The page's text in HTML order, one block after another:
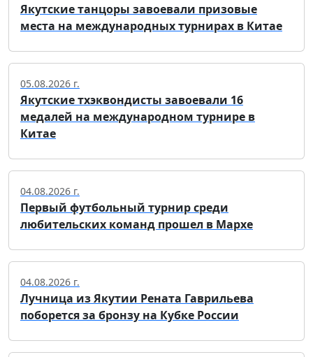
Якутские танцоры завоевали призовые
места на международных турнирах в Китае
05.08.2026 г.
Якутские тхэквондисты завоевали 16
медалей на международном турнире в
Китае
04.08.2026 г.
Первый футбольный турнир среди
любительских команд прошел в Мархе
04.08.2026 г.
Лучница из Якутии Рената Гаврильева
поборется за бронзу на Кубке России